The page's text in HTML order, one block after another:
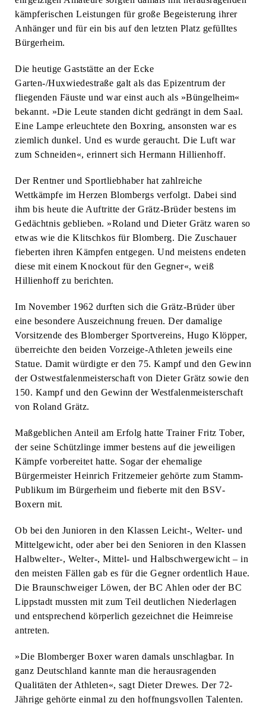
kämpferischen Leistungen für große Begeisterung ihrer
Anhänger und für ein bis auf den letzten Platz gefülltes
Bürgerheim.
Die heutige Gaststätte an der Ecke
Garten-/Huxwiedestraße galt als das Epizentrum der
fliegenden Fäuste und war einst auch als »Büngelheim«
bekannt. »Die Leute standen dicht gedrängt in dem Saal.
Eine Lampe erleuchtete den Boxring, ansonsten war es
ziemlich dunkel. Und es wurde geraucht. Die Luft war
zum Schneiden«, erinnert sich Hermann Hillienhoff.
Der Rentner und Sportliebhaber hat zahlreiche
Wettkämpfe im Herzen Blombergs verfolgt. Dabei sind
ihm bis heute die Auftritte der Grätz-Brüder bestens im
Gedächtnis geblieben. »Roland und Dieter Grätz waren so
etwas wie die Klitschkos für Blomberg. Die Zuschauer
fieberten ihren Kämpfen entgegen. Und meistens endeten
diese mit einem Knockout für den Gegner«, weiß
Hillienhoff zu berichten.
Im November 1962 durften sich die Grätz-Brüder über
eine besondere Auszeichnung freuen. Der damalige
Vorsitzende des Blomberger Sportvereins, Hugo Klöpper,
überreichte den beiden Vorzeige-Athleten jeweils eine
Statue. Damit würdigte er den 75. Kampf und den Gewinn
der Ostwestfalenmeisterschaft von Dieter Grätz sowie den
150. Kampf und den Gewinn der Westfalenmeisterschaft
von Roland Grätz.
Maßgeblichen Anteil am Erfolg hatte Trainer Fritz Tober,
der seine Schützlinge immer bestens auf die jeweiligen
Kämpfe vorbereitet hatte. Sogar der ehemalige
Bürgermeister Heinrich Fritzemeier gehörte zum Stamm-
Publikum im Bürgerheim und fieberte mit den BSV-
Boxern mit.
Ob bei den Junioren in den Klassen Leicht-, Welter- und
Mittelgewicht, oder aber bei den Senioren in den Klassen
Halbwelter-, Welter-, Mittel- und Halbschwergewicht – in
den meisten Fällen gab es für die Gegner ordentlich Haue.
Die Braunschweiger Löwen, der BC Ahlen oder der BC
Lippstadt mussten mit zum Teil deutlichen Niederlagen
und entsprechend körperlich gezeichnet die Heimreise
antreten.
»Die Blomberger Boxer waren damals unschlagbar. In
ganz Deutschland kannte man die herausragenden
Qualitäten der Athleten«, sagt Dieter Drewes. Der 72-
Jährige gehörte einmal zu den hoffnungsvollen Talenten.